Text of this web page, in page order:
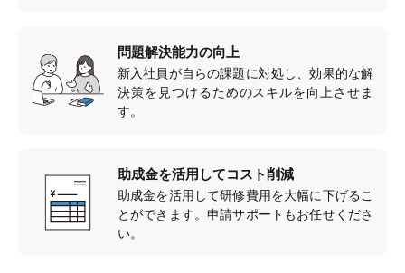
問題解決能力の向上
新入社員が自らの課題に対処し、効果的な解
決策を見つけるためのスキルを向上させま
す。
助成金を活用してコスト削減
助成金を活用して研修費用を大幅に下げるこ
とができます。申請サポートもお任せくださ
い。